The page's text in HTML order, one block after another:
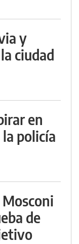
y
ciudad
en
policía
de